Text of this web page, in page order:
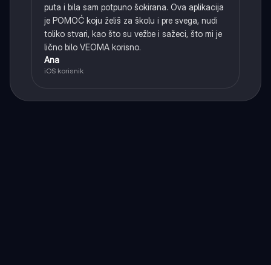
puta i bila sam potpuno šokirana. Ova aplikacija
je POMOĆ koju želiš za školu i pre svega, nudi
toliko stvari, kao što su vežbe i sažeci, što mi je
lično bilo VEOMA korisno.
Ana
iOS korisnik